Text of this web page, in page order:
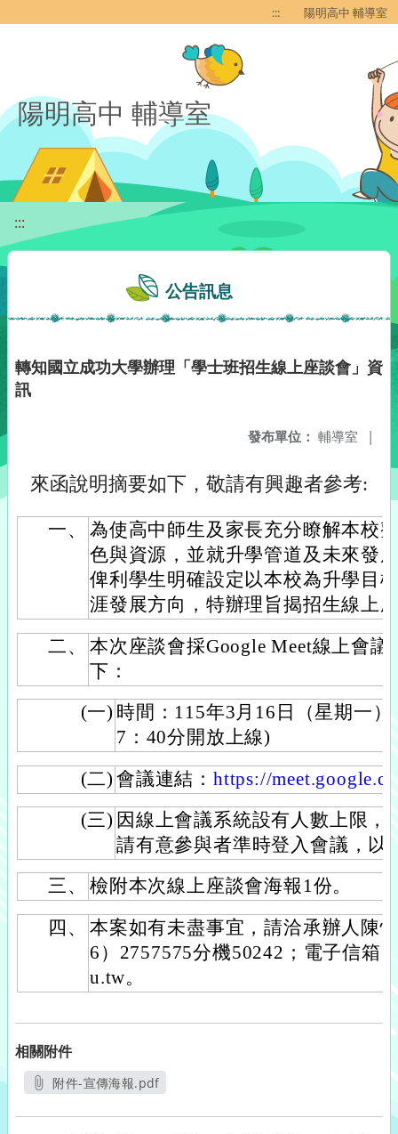
::: 陽明高中 輔導室
陽明高中 輔導室
:::
公告訊息
轉知國立成功大學辦理「學士班招生線上座談會」資
訊
發布單位： 輔導室 |
來函說明摘要如下，敬請有興趣者參考:
一、
為使高中師生及家長充分瞭解本校
色與資源，並就升學管道及未來發
俾利學生明確設定以本校為升學目
涯發展方向，特辦理旨揭招生線上
二、
本次座談會採Google Meet線上會
下：
(一) 時間：115年3月16日（星期一
7：40分開放上線)
(二) 會議連結： https://
(三) 因線上會議系統設有人數上限，
請有意參與者準時登入會議，以
三、
檢附本次線上座談會海報1份。
四、
本案如有未盡事宜，請洽承辦人陳
6）2757575分機50242；電子信箱
u.tw。
相關附件
附件-宣傳海報.pdf